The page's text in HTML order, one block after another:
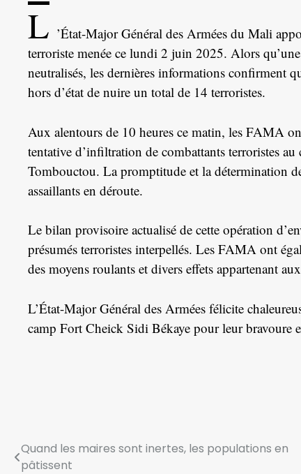
L ’État-Major Général des Armées du Mali
terroriste menée ce lundi 2 juin 2025. Alors
neutralisés, les dernières informations confirment
hors d’état de nuire un total de 14 terroristes.
Aux alentours de 10 heures ce matin, les FAMA
tentative d’infiltration de combattants terroristes
Tombouctou. La promptitude et la détermination
assaillants en déroute.
Le bilan provisoire actualisé de cette opération
présumés terroristes interpellés. Les FAMA ont
des moyens roulants et divers effets appartenant
L’État-Major Général des Armées félicite
camp Fort Cheick Sidi Békaye pour leur bravoure
Quand les maires sont inertes, les populations en
pâtissent